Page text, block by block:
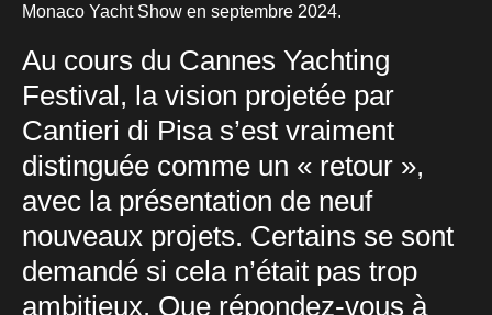
Monaco Yacht Show en septembre 2024.
Au cours du Cannes Yachting
Festival, la vision projetée par
Cantieri di Pisa s’est vraiment
distinguée comme un « retour »,
avec la présentation de neuf
nouveaux projets. Certains se sont
demandé si cela n’était pas trop
ambitieux. Que répondez-vous à